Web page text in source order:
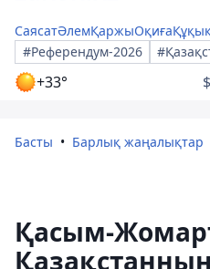
СаясатӘлемҚаржыОқиға
#Референдум-2026
+33° $
Басты Барлық жаңалықтар
Қасым-